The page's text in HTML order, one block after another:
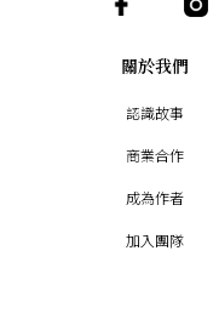
關於我們
認識故事
商業合作
成為作者
加入團隊